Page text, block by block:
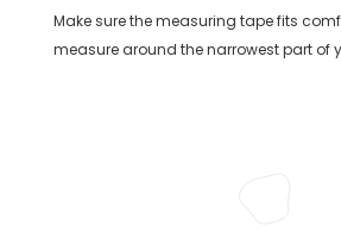
Make sure the measuring tape fits
measure around the narrowest part of